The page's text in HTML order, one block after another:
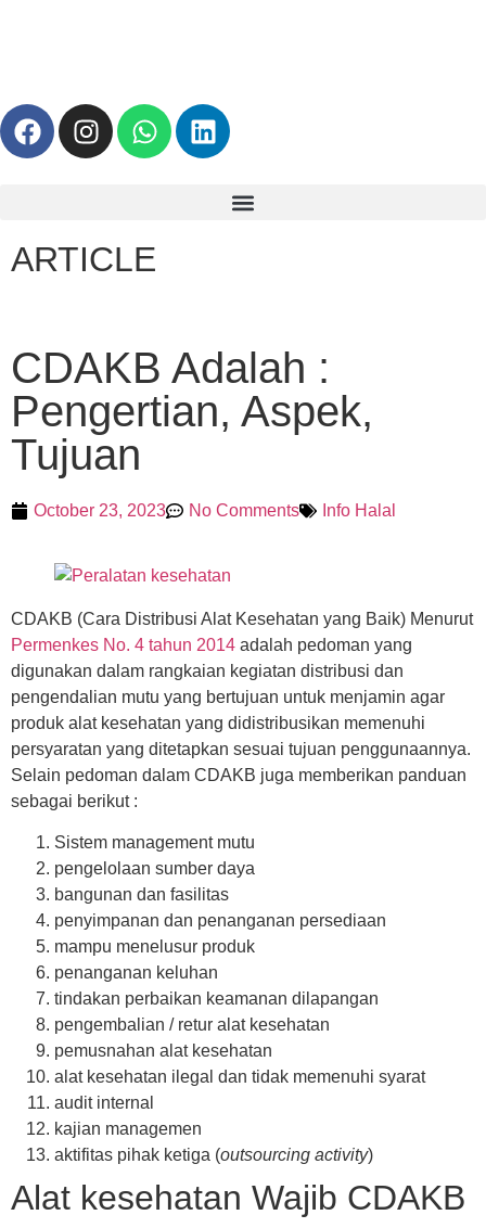
ARTICLE
CDAKB Adalah :
Pengertian, Aspek,
Tujuan
October 23, 2023 No Comments Info Halal
CDAKB (Cara Distribusi Alat Kesehatan yang Baik) Menurut
Permenkes No. 4 tahun 2014 adalah pedoman yang
digunakan dalam rangkaian kegiatan distribusi dan
pengendalian mutu yang bertujuan untuk menjamin agar
produk alat kesehatan yang didistribusikan memenuhi
persyaratan yang ditetapkan sesuai tujuan penggunaannya.
Selain pedoman dalam CDAKB juga memberikan panduan
sebagai berikut :
Sistem management mutu
pengelolaan sumber daya
bangunan dan fasilitas
penyimpanan dan penanganan persediaan
mampu menelusur produk
penanganan keluhan
tindakan perbaikan keamanan dilapangan
pengembalian / retur alat kesehatan
pemusnahan alat kesehatan
alat kesehatan ilegal dan tidak memenuhi syarat
audit internal
kajian managemen
aktifitas pihak ketiga (outsourcing activity)
Alat kesehatan Wajib CDAKB